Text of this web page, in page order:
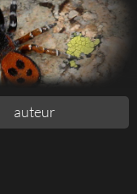
auteur